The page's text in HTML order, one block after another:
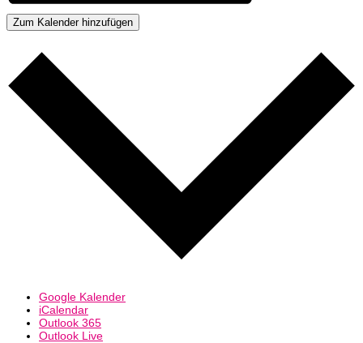
Zum Kalender hinzufügen
Google Kalender
iCalendar
Outlook 365
Outlook Live